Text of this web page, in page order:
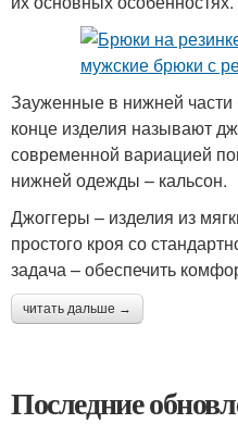
Зауженные в нижней
конце изделия называют
современной вариацией
нижней одежды – кальсон.
Джоггеры – изделия из
простого кроя со
задача – обеспечить
читать дальше →
Последние